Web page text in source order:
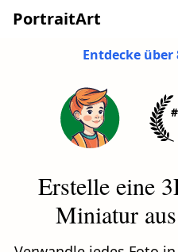
PortraitArt
Entdecke
Erstelle eine
Miniatur